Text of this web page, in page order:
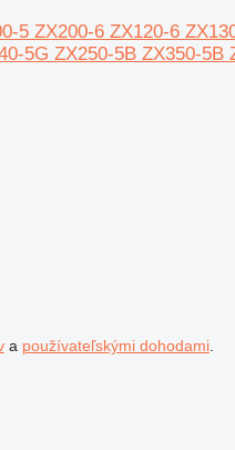
ZX200-6 ZX120-6
5G ZX250-5B ZX350-5B
a používateľskými dohodami.